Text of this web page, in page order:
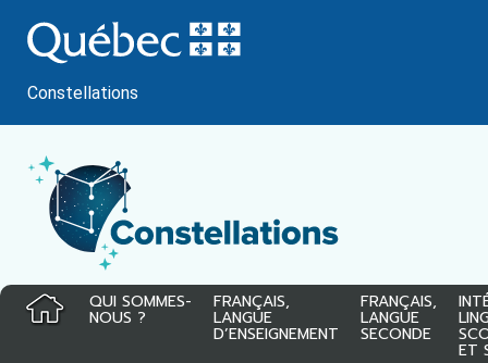
au
contenu
Constellations
QUI SOMMES-
NOUS ?
FRANÇAIS,
LANGUE
D’ENSEIGNEMENT
FRANÇAIS,
LANGUE
SECONDE
ET